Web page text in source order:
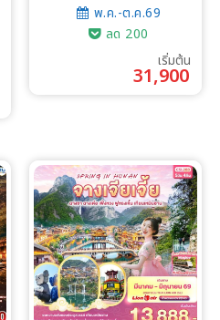
Search
พ.ค.-ต.ค.69
ลด 200
เริ่มต้น
31,900